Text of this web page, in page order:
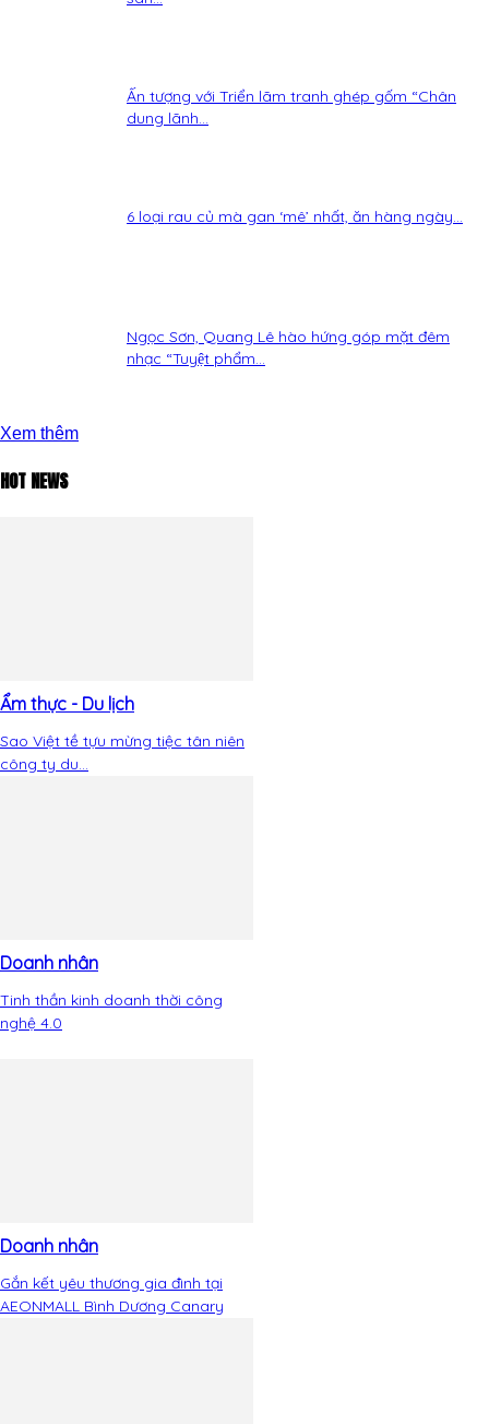
Ấn tượng với Triển lãm tranh ghép gốm “Chân
dung lãnh...
6 loại rau củ mà gan ‘mê’ nhất, ăn hàng ngày...
Ngọc Sơn, Quang Lê hào hứng góp mặt đêm
nhạc “Tuyệt phẩm...
Xem thêm
HOT NEWS
Ẩm thực - Du lịch
Sao Việt tề tựu mừng tiệc tân niên
công ty du...
Doanh nhân
Tinh thần kinh doanh thời công
nghệ 4.0
Doanh nhân
Gắn kết yêu thương gia đình tại
AEONMALL Bình Dương Canary